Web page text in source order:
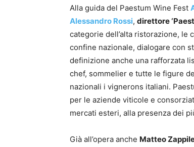
Alla guida del Paestum Wine Fest
Alessandro Rossi, direttore
categorie dell’alta ristorazione, le
confine nazionale, dialogare con
definizione anche una rafforzata
chef, sommelier e tutte le figure
nazionali i vignerons italiani.
per le aziende viticole e
mercati esteri, alla presenza dei
Già all’opera anche Matteo